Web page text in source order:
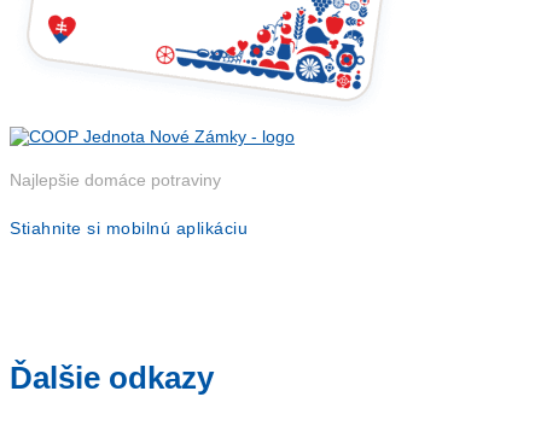
Najlepšie domáce potraviny
Stiahnite si mobilnú aplikáciu
Ďalšie odkazy